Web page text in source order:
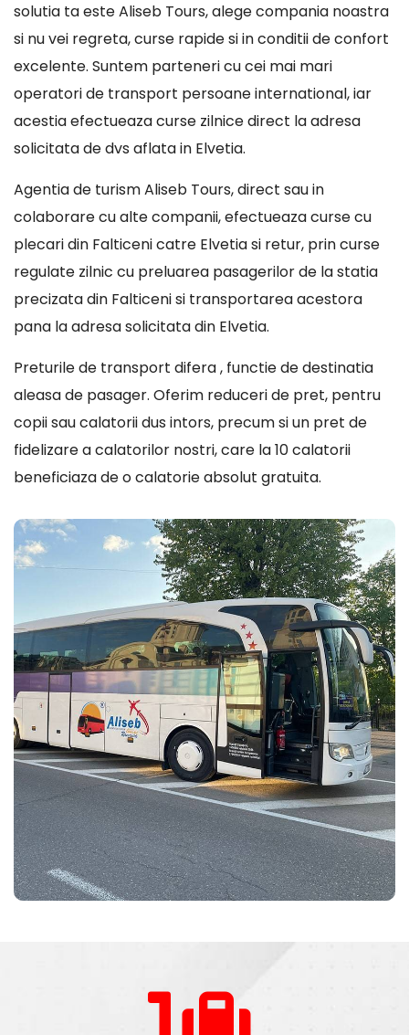
solutia ta este Aliseb Tours, alege compania noastra
si nu vei regreta, curse rapide si in conditii de confort
excelente. Suntem parteneri cu cei mai mari
operatori de transport persoane international, iar
acestia efectueaza curse zilnice direct la adresa
solicitata de dvs aflata in Elvetia.
Agentia de turism Aliseb Tours, direct sau in
colaborare cu alte companii, efectueaza curse cu
plecari din Falticeni catre Elvetia si retur, prin curse
regulate zilnic cu preluarea pasagerilor de la statia
precizata din Falticeni si transportarea acestora
pana la adresa solicitata din Elvetia.
Preturile de transport difera , functie de destinatia
aleasa de pasager. Oferim reduceri de pret, pentru
copii sau calatorii dus intors, precum si un pret de
fidelizare a calatorilor nostri, care la 10 calatorii
beneficiaza de o calatorie absolut gratuita.